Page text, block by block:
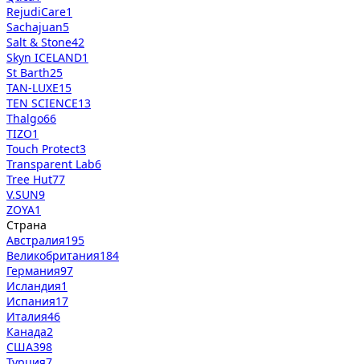
RejudiCare1
Sachajuan5
Salt & Stone42
Skyn ICELAND1
St Barth25
TAN-LUXE15
TEN SCIENCE13
Thalgo66
TIZO1
Touch Protect3
Transparent Lab6
Tree Hut77
V.SUN9
ZOYA1
Страна
Австралия195
Великобритания184
Германия97
Исландия1
Испания17
Италия46
Канада2
США398